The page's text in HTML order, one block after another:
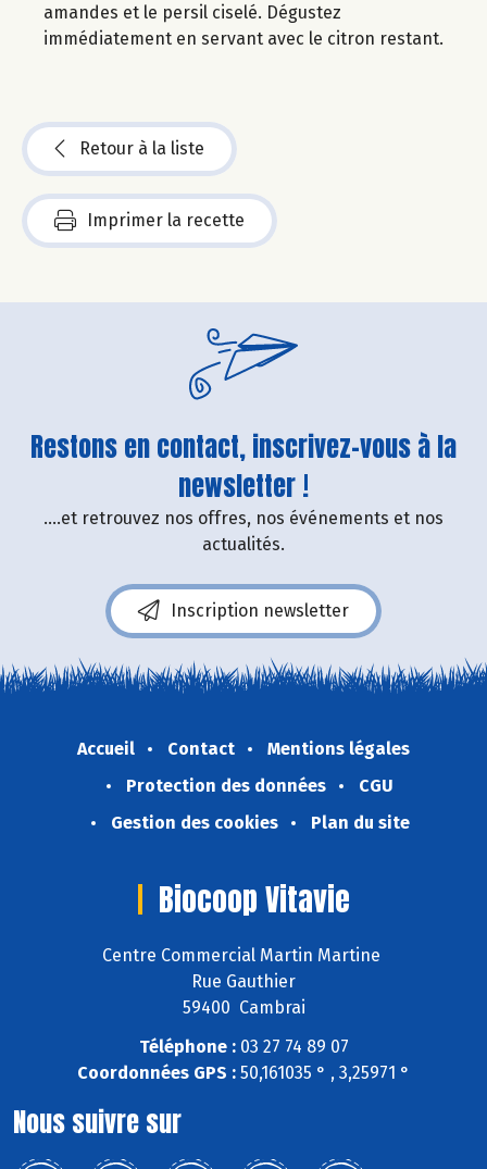
amandes et le persil ciselé. Dégustez
immédiatement en servant avec le citron restant.
Retour à la liste
Imprimer la recette
Restons en contact, inscrivez-vous à la
newsletter !
....et retrouvez nos offres, nos événements et nos
actualités.
Inscription newsletter
Accueil Contact
Mentions légales
Protection des données
CGU
Gestion des cookies
Plan du site
Biocoop Vitavie
Centre Commercial Martin Martine
Rue Gauthier
59400 Cambrai
Téléphone :03 27 74 89 07
Coordonnées GPS : 50,161035 ° , 3,25971 °
Nous suivre sur